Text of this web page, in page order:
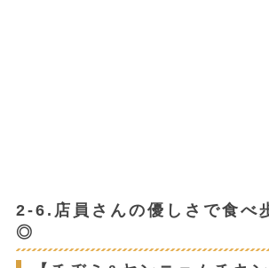
2-6.店員さんの優しさで食べ
◎